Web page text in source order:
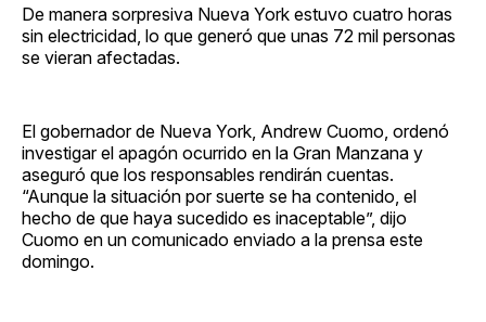
De manera sorpresiva Nueva York estuvo cuatro horas
sin electricidad, lo que generó que unas 72 mil personas
se vieran afectadas.
El gobernador de Nueva York, Andrew Cuomo, ordenó
investigar el apagón ocurrido en la Gran Manzana y
aseguró que los responsables rendirán cuentas.
“Aunque la situación por suerte se ha contenido, el
hecho de que haya sucedido es inaceptable”, dijo
Cuomo en un comunicado enviado a la prensa este
domingo.